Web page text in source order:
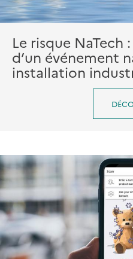
Le risque NaTech
d’un événement
installation